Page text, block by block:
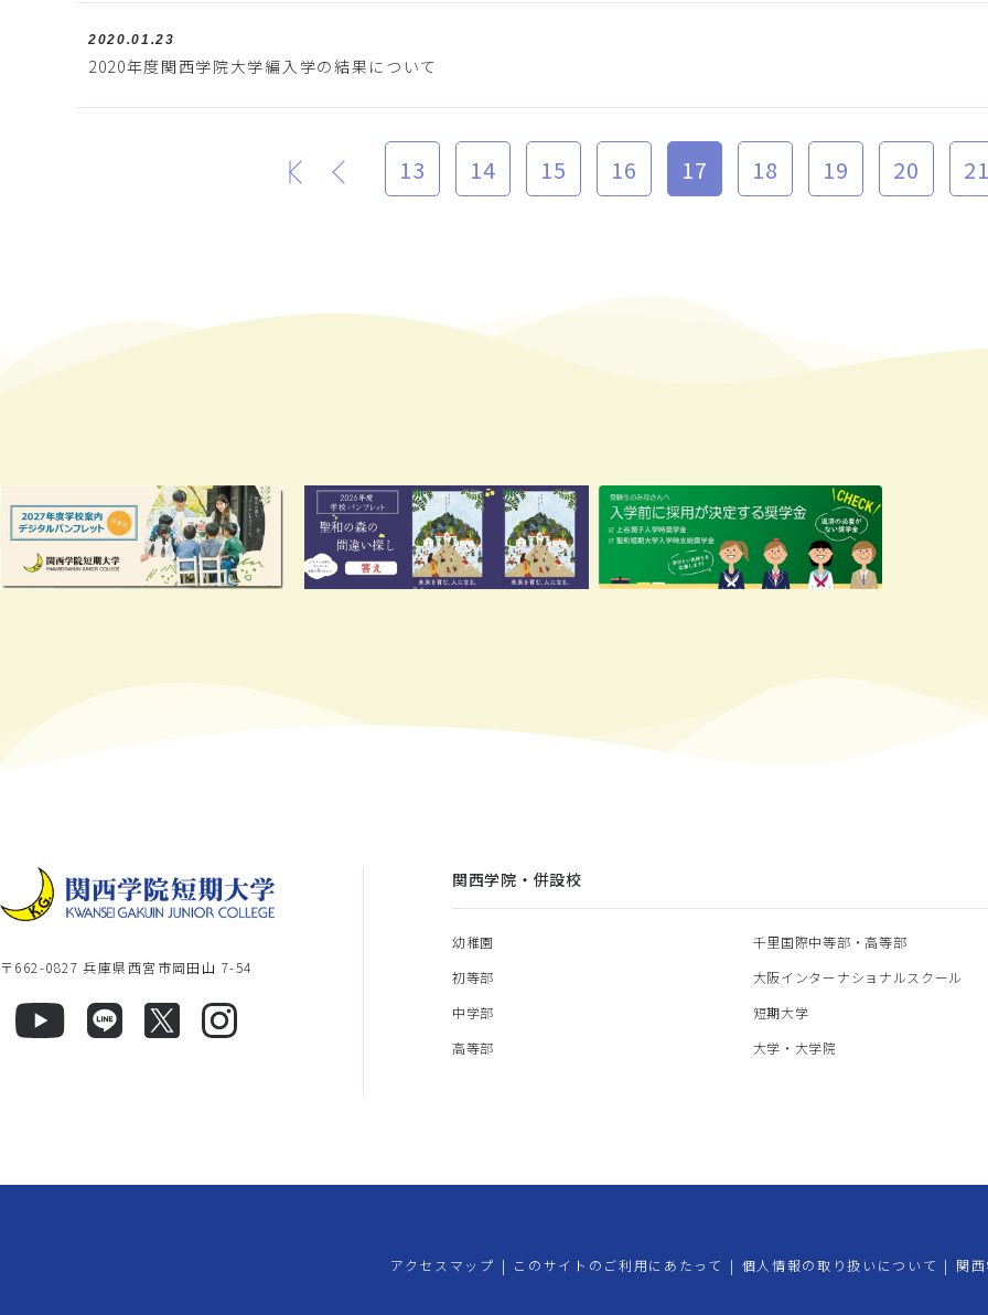
2020.01.23
2020年度関西学院大学編入学の結果について
最初 13 14 15 16 17 18 19 20 21
〒662-0827 兵庫県西宮市岡田山 7-54
関西学院・併設校
幼稚園
初等部
中学部
高等部
千里国際中等部・高等部
大阪インターナショナルスクール
短期大学
大学・大学院
アクセスマップ | このサイトのご利用にあたって | 個人情報の取り扱いについて | 関